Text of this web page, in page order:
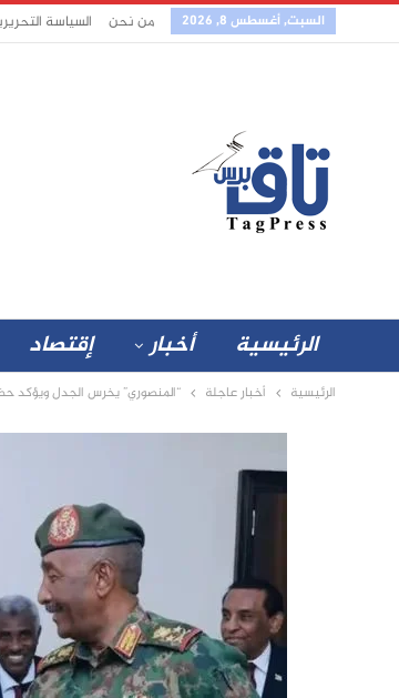
السبت, أغسطس 8, 2026 من نحن السياسة
الرئيسية أخبار إقتصاد
الرئيسية أخبار عاجلة “المنصوري” يخرس الجدل ويؤكد